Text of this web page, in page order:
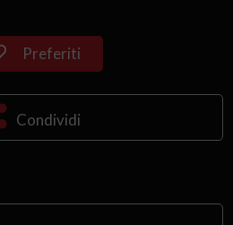
Preferiti
Condividi